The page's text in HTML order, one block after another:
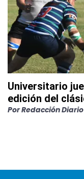
Universitario
edición del
PorRedacción